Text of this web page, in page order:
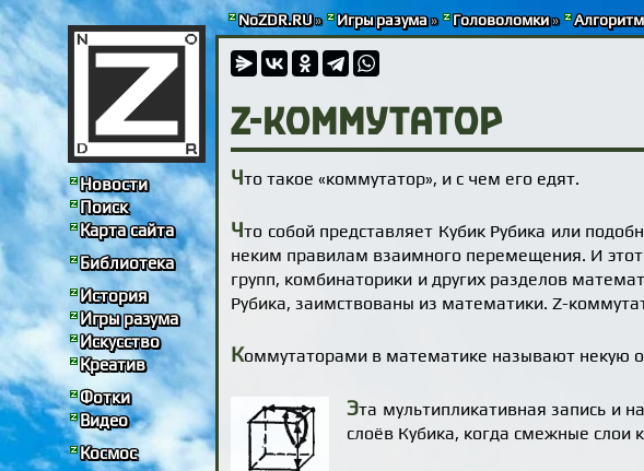
NoZDR.RU» Игры разума» Головоломки»
Новости
Поиск
Карта сайта
Библиотека
История
Игры разума
Искусство
Креатив
Фотки
Видео
Космос
Z-коммутатор
Что такое «коммутатор», и с чем его едят.
Что собой представляет Кубик Рубика или
неким правилам взаимного перемещения. И
групп, комбинаторики и других разделов
Рубика, заимствованы из математики. Z-
Коммутаторами в математике называют некую
Эта мультипликативная запись и
слоёв Кубика, когда смежные